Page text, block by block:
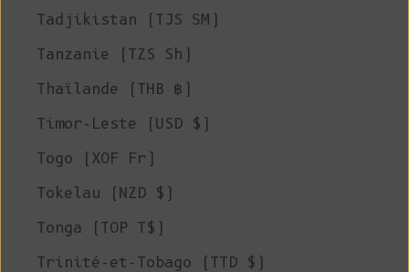
Tadjikistan (TJS ЅМ)
Tanzanie (TZS Sh)
Thaïlande (THB ฿)
Timor-Leste (USD $)
Togo (XOF Fr)
Tokelau (NZD $)
Tonga (TOP T$)
Trinité-et-Tobago (TTD $)